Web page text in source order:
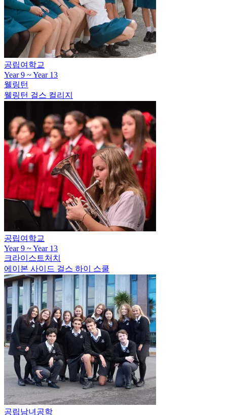
공립여학교
Year 9 ~ Year 13
웰링턴 걸스 컬리지
공립여학교
Year 9 ~ Year 13
크라이스트처치
에이본 사이드 걸스 하이 스쿨